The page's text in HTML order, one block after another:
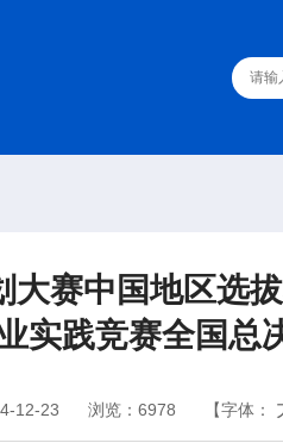
赛中国地区选
实践竞赛全国总
12-23 浏览：6978 【字体：